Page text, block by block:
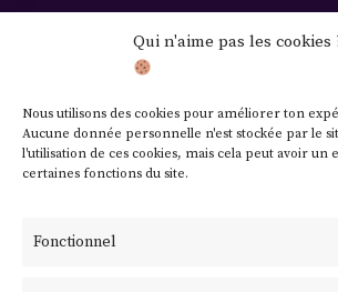
Qui n'aime pas les cookies
Nous utilisons des cookies pour améliorer ton
Aucune donnée personnelle n'est stockée par le
l'utilisation de ces cookies, mais cela peut avoir un
certaines fonctions du site.
Fonctionnel
Contact
Mentions légales